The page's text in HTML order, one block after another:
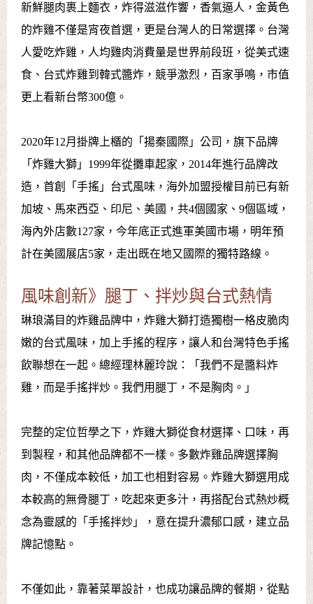
新鮮腿肉裹上麵衣，炸得滋滋作響，香氣逼人，金黃色
的炸雞不僅是宵夜首選，更是台灣人的日常選擇。台灣
人愛吃炸雞，人均雞肉消費量是世界前段班，從美式速
食、台式炸雞到韓式醬炸，競爭激烈，百家爭鳴，市值
更上看新台幣300億。
2020年12月掛牌上櫃的「揚秦國際」公司，旗下品牌
「炸雞大獅」1999年從攤車起家，2014年進行品牌改
造，首創「手搖」台式風味，海外加盟授權目前已有新
加坡、馬來西亞、印尼、美國，共4個國家、9個區域，
海內外店數127家，今年底正式進軍美國市場，明年預
計在美國展店5家，走出既在地又國際的獨特路線。
風味創新》腿丁、拌炒與台式熱情
琳琅滿目的炸雞品牌中，炸雞大獅打造獨樹一格皮脆肉
嫩的台式風味，加上手搖的程序，讓人和台灣特色手搖
飲聯想在一起。總經理林麗玲說：「我們不是醬料炸
雞，而是手搖拌炒。我們用腿丁，不是胸肉。」
完整的定位哲學之下，炸雞大獅從食材選擇、口味，再
到製程，和其他品牌都不一樣。多數炸雞品牌選擇胸
肉，不僅成本較低，加工也相對容易。炸雞大獅選用成
本較高的無骨腿丁，吃起來更多汁，再搭配台式熱炒概
念為靈感的「手搖拌炒」，意在提升濃郁口感，建立品
牌記憶點。
不僅如此，靠著菜單設計，也成功讓品牌的餐期，從點